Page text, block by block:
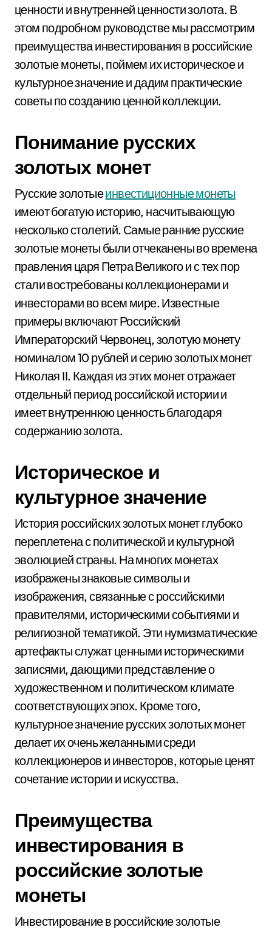
ценности и внутренней ценности золота. В
этом подробном руководстве мы рассмотрим
преимущества инвестирования в российские
золотые монеты, поймем их историческое и
культурное значение и дадим практические
советы по созданию ценной коллекции.
Понимание русских
золотых монет
Русские золотыеинвестиционные монеты
имеют богатую историю, насчитывающую
несколько столетий. Самые ранние русские
золотые монеты были отчеканены во времена
правления царя Петра Великого и с тех пор
стали востребованы коллекционерами и
инвесторами во всем мире. Известные
примеры включают Российский
Императорский Червонец, золотую монету
номиналом 10 рублей и серию золотых монет
Николая II. Каждая из этих монет отражает
отдельный период российской истории и
имеет внутреннюю ценность благодаря
содержанию золота.
Историческое и
культурное значение
История российских золотых монет глубоко
переплетена с политической и культурной
эволюцией страны. На многих монетах
изображены знаковые символы и
изображения, связанные с российскими
правителями, историческими событиями и
религиозной тематикой. Эти нумизматические
артефакты служат ценными историческими
записями, дающими представление о
художественном и политическом климате
соответствующих эпох. Кроме того,
культурное значение русских золотых монет
делает их очень желанными среди
коллекционеров и инвесторов, которые ценят
сочетание истории и искусства.
Преимущества
инвестирования в
российские золотые
монеты
Инвестирование в российские золотые